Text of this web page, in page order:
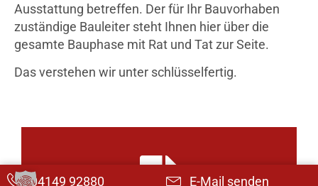
Ausstattung betreffen. Der für Ihr Bauvorhaben
zuständige Bauleiter steht Ihnen hier über die
gesamte Bauphase mit Rat und Tat zur Seite.
Das verstehen wir unter schlüsselfertig.
04149 92880 E-Mail senden